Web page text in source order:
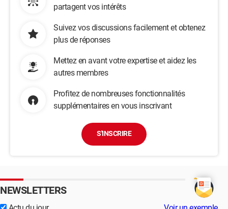
partagent vos intérêts
Suivez vos discussions facilement et obtenez
plus de réponses
Mettez en avant votre expertise et aidez les
autres membres
Profitez de nombreuses fonctionnalités
supplémentaires en vous inscrivant
S'INSCRIRE
NEWSLETTERS